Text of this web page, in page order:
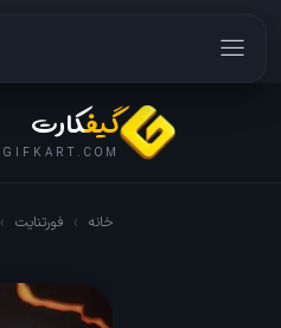
گیفکارت
GIFKART.COM
خانه › فورتنایت ›